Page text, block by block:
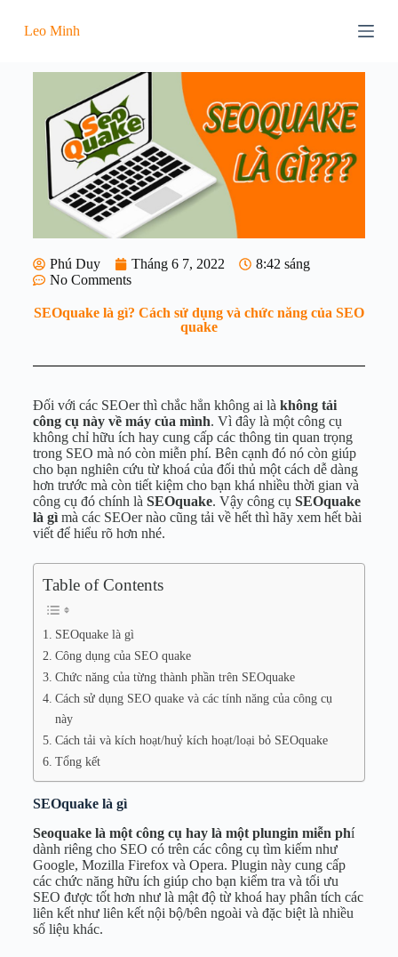
hLeo Minh
Phú Duy Tháng 6 7, 2022
8:42 sáng
No Comments
SEOquake là gì? Cách sử dụng và chức năng của SEO
quake
Đối với các SEOer thì chắc hẳn không ai là không tải
công cụ này về máy của mình. Vì đây là một công cụ
không chỉ hữu ích hay cung cấp các thông tin quan trọng
trong SEO mà nó còn miễn phí. Bên cạnh đó nó còn giúp
cho bạn nghiên cứu từ khoá của đối thủ một cách dễ dàng
hơn trước mà còn tiết kiệm cho bạn khá nhiều thời gian và
công cụ đó chính là SEOquake. Vậy công cụ SEOquake
là gìmà các SEOer nào cũng tải về hết thì hãy xem hết bài
viết để hiểu rõ hơn nhé.
Table of Contents
SEOquake là gì
Công dụng của SEO quake
Chức năng của từng thành phần trên SEOquake
Cách sử dụng SEO quake và các tính năng của công cụ
này
Cách tải và kích hoạt/huỷ kích hoạt/loại bỏ SEOquake
Tổng kết
SEOquake là gì
Seoquake là một công cụ hay là một plungin miễn phí
dành riêng cho SEO có trên các công cụ tìm kiếm như
Google, Mozilla Firefox và Opera. Plugin này cung cấp
các chức năng hữu ích giúp cho bạn kiểm tra và tối ưu
SEO được tốt hơn như là mật độ từ khoá hay phân tích các
liên kết như liên kết nội bộ/bên ngoài và đặc biệt là nhiều
số liệu khác.